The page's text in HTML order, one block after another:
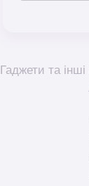
Гаджети та